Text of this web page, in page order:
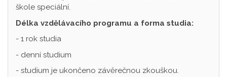
škole speciální.
Délka vzdělávacího programu a forma studia:
- 1 rok studia
- denní studium
- studium je ukončeno závěrečnou zkouškou.